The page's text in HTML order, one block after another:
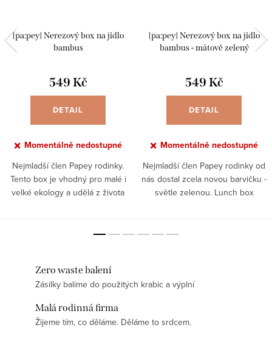
[pa:pey] Nerezový box na jídlo
bambus
549 Kč
DETAIL
Momentálně nedostupné
Nejmladší člen Papey rodinky.
Tento box je vhodný pro malé i
velké ekology a udělá z života
nahraďte je raději...
[pa:pey] Nerezový box na jídlo
bambus - mátově zelený
549 Kč
DETAIL
Momentálně nedostupné
Nejmladší člen Papey rodinky od
nás dostal zcela novou barvičku -
světle zelenou. Lunch box
bambusovým víkem a...
Zero waste balení
Zásilky balíme do použitých krabic a výplní
Malá rodinná firma
Žijeme tím, co děláme. Děláme to srdcem.